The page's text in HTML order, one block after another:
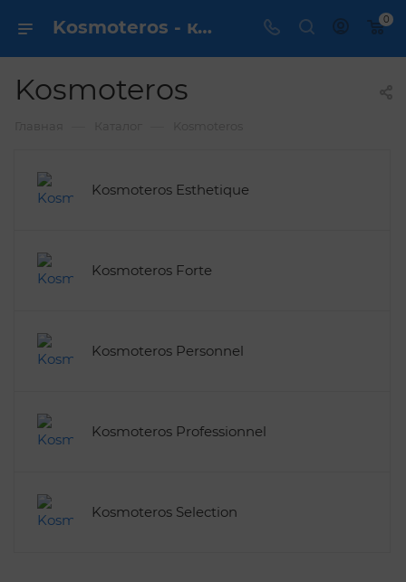
Kosmoteros - купить в интернет магазине ✔️ по выгодной цене 0
Kosmoteros
Kosmoteros Esthetique
Kosmoteros Forte
Kosmoteros Personnel
Kosmoteros Professionnel
Kosmoteros Selection